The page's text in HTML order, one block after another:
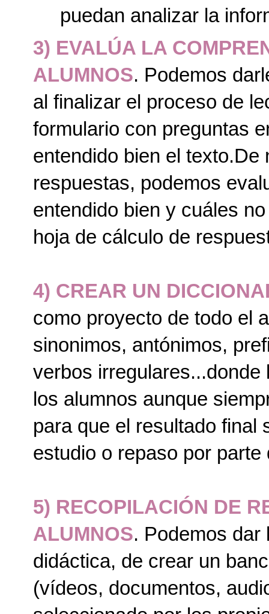
puedan analizar la
3) EVALÚA LA
ALUMNOS. Podemos
al finalizar el proceso de
formulario con preguntas
entendido bien el
respuestas, podemos
entendido bien y cuáles
hoja de cálculo de
4) CREAR UN
como proyecto de todo el
sinonimos, antónimos,
verbos
los alumnos aunque
para que el resultado final
estudio o repaso por parte
5) RECOPILACIÓN DE
ALUMNOS. Podemos dar
didáctica, de crear un
(vídeos, documentos,